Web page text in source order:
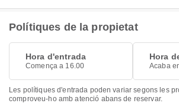
Polítiques de la propietat
Hora d'entrada
Comença a 16.00
Hora
Acaba
Les polítiques d'entrada poden variar segons les
comproveu-ho amb atenció abans de reservar.